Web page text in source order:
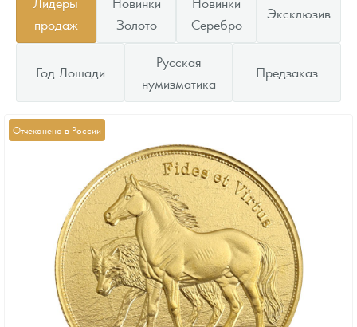
продаж
Золото
Серебро
Эксклюзив
Год Лошади
Русская
нумизматика
Предзаказ
Отчеканено в России